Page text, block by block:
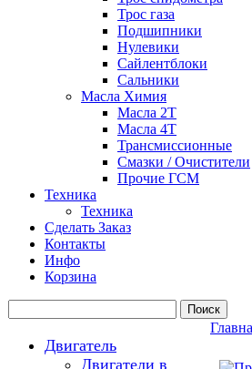
Трос газа
Подшипники
Нулевики
Сайлентблоки
Сальники
Масла Химия
Масла 2Т
Масла 4Т
Трансмиссионные
Смазки / Очистители
Прочие ГСМ
Техника
Техника
Сделать Заказ
Контакты
Инфо
Корзина
Двигатель
Двигатели в